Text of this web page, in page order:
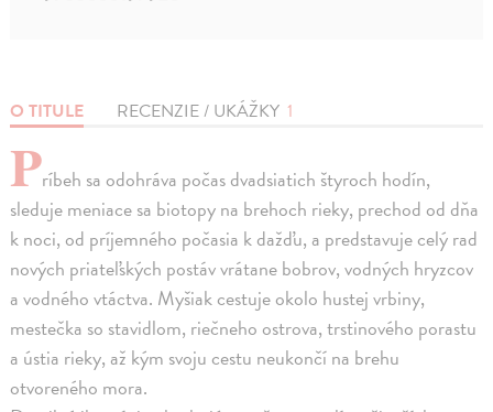
O TITULE RECENZIE / UKÁŽKY 1
Príbeh sa odohráva počas dvadsiatich štyroch hodín,
sleduje meniace sa biotopy na brehoch rieky, prechod od dňa
k noci, od príjemného počasia k dažďu, a predstavuje celý rad
nových priateľských postáv vrátane bobrov, vodných hryzcov
a vodného vtáctva. Myšiak cestuje okolo hustej vrbiny,
mestečka so stavidlom, riečneho ostrova, trstinového porastu
a ústia rieky, až kým svoju cestu neukončí na brehu
otvoreného mora.